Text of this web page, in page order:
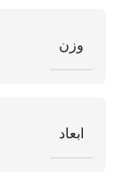
وزن
ابعاد